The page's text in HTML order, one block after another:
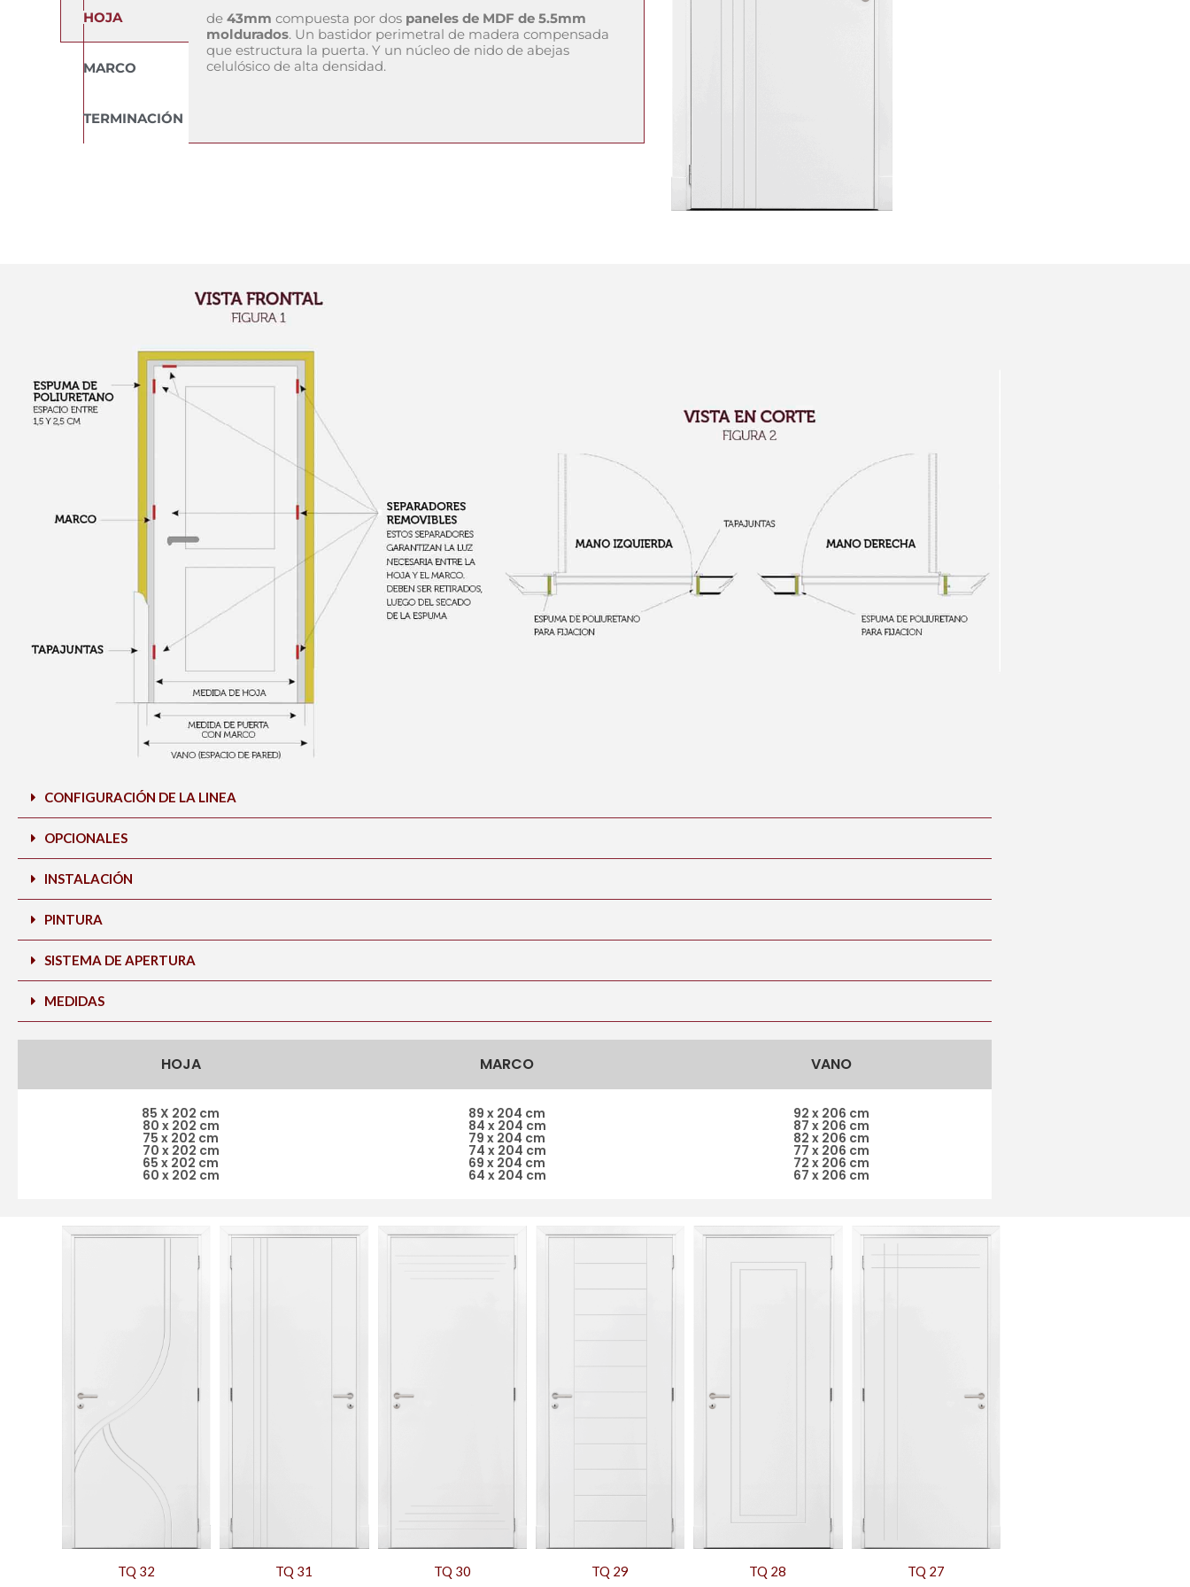
HOJA
MARCO
TERMINACIÓN
de43mm compuesta por dos paneles de MDF de 5.5mm
moldurados. Un bastidor perimetral de madera compensada
que estructura la puerta. Y un núcleo de nido de abejas
celulósico de alta densidad.
CONFIGURACIÓN DE LA LINEA
OPCIONALES
INSTALACIÓN
PINTURA
SISTEMA DE APERTURA
MEDIDAS
HOJA MARCO VANO
85 X 202 cm
80 x 202 cm
75 x 202 cm
70 x 202 cm
65 x 202 cm
60 x 202 cm
89 x 204 cm
84 x 204 cm
79 x 204 cm
74 x 204 cm
69 x 204 cm
64 x 204 cm
92 x 206 cm
87 x 206 cm
82 x 206 cm
77 x 206 cm
72 x 206 cm
67 x 206 cm
TQ 32 TQ 31 TQ 30 TQ 29 TQ 28 TQ 27